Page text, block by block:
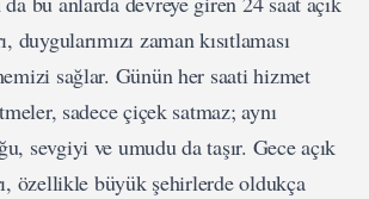
duygularımızı zaman kısıtlaması
sağlar. Günün her saati hizmet
sadece çiçek satmaz; aynı
sevgiyi ve umudu da taşır. Gece açık
özellikle büyük şehirlerde oldukça